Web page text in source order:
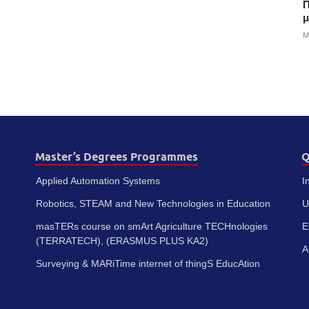
Master’s Degrees Programmes
Applied Automation Systems
Robotics, STEAM and New Technologies in Education
masTERs course on smArt Agriculture TECHnologies
(TERRATECH), (ERASMUS PLUS KA2)
Surveying & MARiTime internet of thingS EducAtion